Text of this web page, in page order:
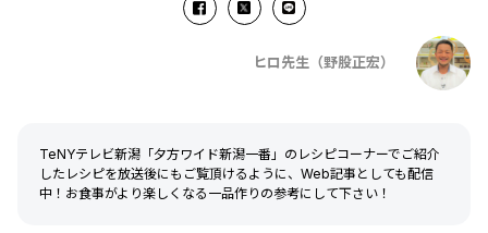
ヒロ先生（野股正宏）
TeNYテレビ新潟「夕方ワイド新潟一番」のレシピコーナーでご紹介
したレシピを放送後にもご覧頂けるように、Web記事としても配信
中！お食事がより楽しくなる一品作りの参考にして下さい！